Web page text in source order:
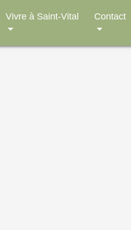
Vivre à Saint-Vital Contact